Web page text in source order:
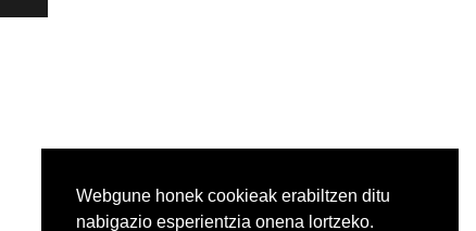
Webgune honek cookieak erabiltzen ditu
nabigazio esperientzia onena lortzeko.